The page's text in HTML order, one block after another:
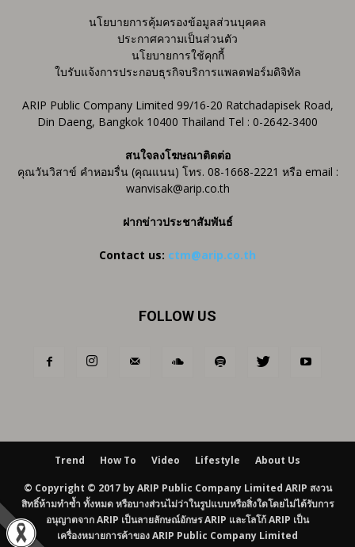
นโยบายการคุ้มครองข้อมูลส่วนบุคคล
ประกาศความเป็นส่วนตัว
นโยบายการใช้คุกกี้
ใบรับแจ้งการประกอบธุรกิจบริการแพลตฟอร์มดิจิทัล
ARIP Public Company Limited 99/16-20 Ratchadapisek Road,
Din Daeng, Bangkok 10400 Thailand Tel : 0-2642-3400
สนใจลงโฆษณาติดต่อ
คุณวันวิสาข์ คำหอมรื่น (คุณแนน) โทร. 08-1668-2221 หรือ email :
wanvisak@arip.co.th
ฝากข่าวประชาสัมพันธ์
Contact us: ctm@arip.co.th
FOLLOW US
Trend How To Video Lifestyle About Us
© Copyright © 2017 by ARIP Public Company Limited ARIP สงวน
สิทธิ์ห้ามทำซ้ำ ทั้งหมด หรือบางส่วนไม่ว่าในรูปแบบหรือสิ่งใดโดยไม่ได้รับการ
อนุญาตจาก ARIP เป็นลายลักษณ์อักษร ARIP และโลโก้ ARIP เป็น
เครื่องหมายการค้าของ ARIP Public Company Limited